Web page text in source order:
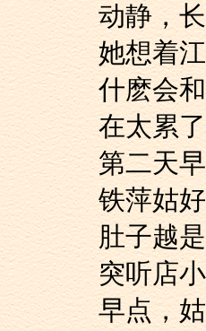
动静，
她
什麽会
在太累
第
铁
肚子越
突
早点，